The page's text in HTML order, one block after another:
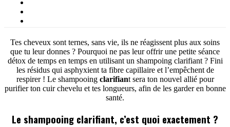
Tes cheveux sont ternes, sans vie, ils ne réagissent plus aux soins
que tu leur donnes ? Pourquoi ne pas leur offrir une petite séance
détox de temps en temps en utilisant un shampoing clarifiant ? Fini
les résidus qui asphyxient ta fibre capillaire et l’empêchent de
respirer ! Le shampooing clarifiant sera ton nouvel allié pour
purifier ton cuir chevelu et tes longueurs, afin de les garder en bonne
santé.
Le shampooing clarifiant, c’est quoi exactement ?